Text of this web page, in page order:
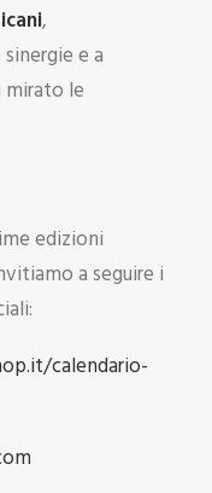
,
e a
mirato le
edizioni
a seguire i
calendario-